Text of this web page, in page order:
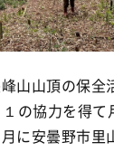
山山頂の保全
の協力を得て
に安曇野市里